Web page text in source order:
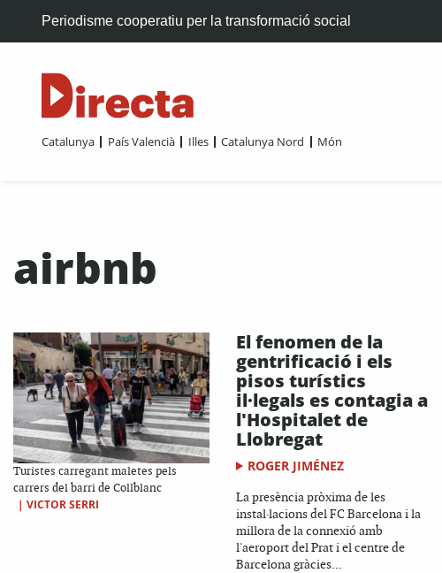
Periodisme cooperatiu per la transformació social
Catalunya País Valencià Illes Catalunya Nord Món
airbnb
Turistes carregant maletes pels
carrers del barri de Collblanc
| VICTOR SERRI
El fenomen de la
gentrificació i els
pisos turístics
il·legals es contagia a
l'Hospitalet de
Llobregat
ROGER JIMÉNEZ
La presència pròxima de les
instal·lacions del FC Barcelona i la
millora de la connexió amb
l'aeroport del Prat i el centre de
Barcelona gràcies...